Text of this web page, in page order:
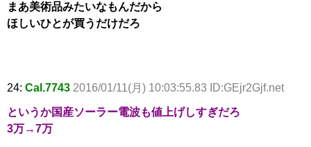
まあ美術品みたいなもんだから
ほしいひとが買うだけだろ
24: Cal.7743 2016/01/11(月) 10:03:55.83 ID:GEjr2Gjf.net
というか国産ソーラー電波も値上げしすぎだろ
3万→7万